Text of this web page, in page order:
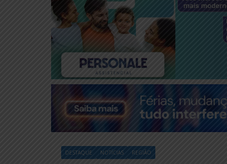
DESTAQUE NOTÍCIAS REGIÃO